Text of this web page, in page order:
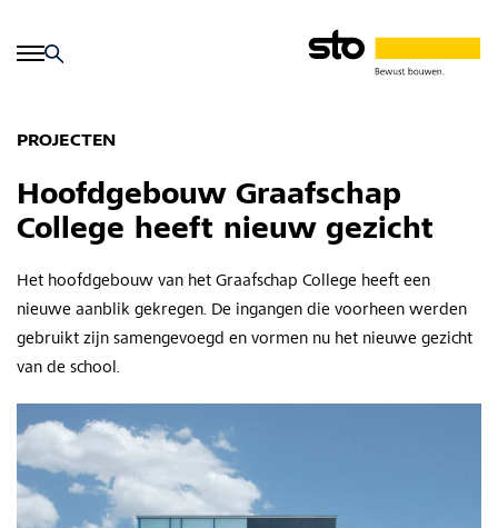
PROJECTEN
Hoofdgebouw Graafschap
College heeft nieuw gezicht
Het hoofdgebouw van het Graafschap College heeft een
nieuwe aanblik gekregen. De ingangen die voorheen werden
gebruikt zijn samengevoegd en vormen nu het nieuwe gezicht
van de school.